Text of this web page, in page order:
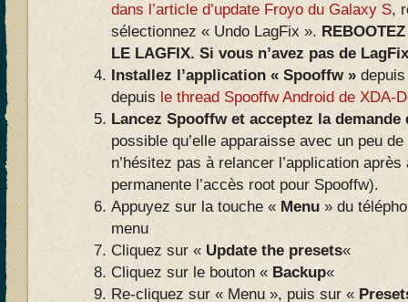
dans l’article d’update Froyo du Galaxy S,
sélectionnez « Undo LagFix ».
LE LAGFIX. Si vous n’avez pas de
Installez l’application « Spooffw »
depuis le thread Spooffw Android de XDA-
Lancez Spooffw et acceptez la
possible qu’elle apparaisse avec un peu
n’hésitez pas à relancer l’application
permanente l’accès root pour Spooffw).
Appuyez sur la touche « Menu » du
menu
Cliquez sur « Update the presets«
Cliquez sur le bouton « Backup«
Re-cliquez sur « Menu », puis sur «